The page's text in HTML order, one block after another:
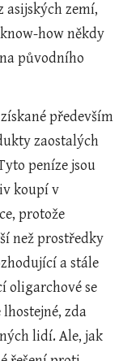
asijských zemí,
how někdy
původního
zaostalých
peníze jsou
koupí v
protože
než prostředky
a stále
oligarchové se
zda
lidí. Ale, jak